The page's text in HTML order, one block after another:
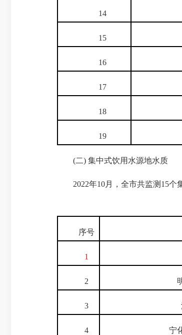
14
15
16
17
18
19
(二) 集中式饮用水源地水质
2022年10月，全市共监测15个集
序号
1
2 明
3 清
4 宁化